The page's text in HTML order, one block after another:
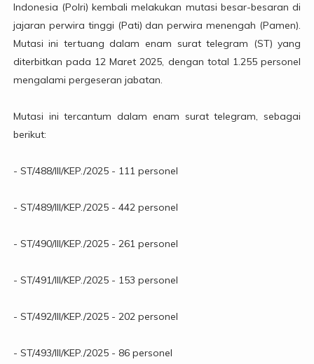
Indonesia (Polri) kembali melakukan mutasi besar-besaran di
jajaran perwira tinggi (Pati) dan perwira menengah (Pamen).
Mutasi ini tertuang dalam enam surat telegram (ST) yang
diterbitkan pada 12 Maret 2025, dengan total 1.255 personel
mengalami pergeseran jabatan.
Mutasi ini tercantum dalam enam surat telegram, sebagai
berikut:
- ST/488/III/KEP./2025 - 111 personel
- ST/489/III/KEP./2025 - 442 personel
- ST/490/III/KEP./2025 - 261 personel
- ST/491/III/KEP./2025 - 153 personel
- ST/492/III/KEP./2025 - 202 personel
- ST/493/III/KEP./2025 - 86 personel